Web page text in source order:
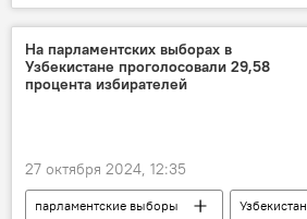
пресс-конференция
Пресс-центр
Пресс-центр
На парламентских выборах в
Узбекистане проголосовали 29,58
процента избирателей
27 октября 2024, 12:35
парламентские выборы
Узбекистан